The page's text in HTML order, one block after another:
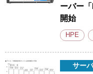
ーバー
開始
HPE
サー